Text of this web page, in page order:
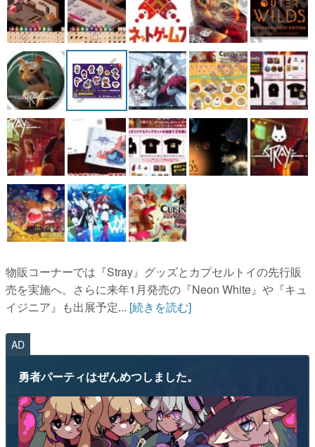
物販コーナーでは『Stray』グッズとカプセルトイの先行販
売を実施へ。さらに来年1月発売の『Neon White』や『キュ
イジニア』も出展予定... [続きを読む]
AD
勇者パーティはぜんめつしました。